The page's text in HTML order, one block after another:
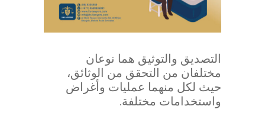
التصديق والتوثيق هما نوعان
مختلفان من التحقق من الوثائق،
حيث لكل منهما عمليات وأغراض
واستخدامات مختلفة.